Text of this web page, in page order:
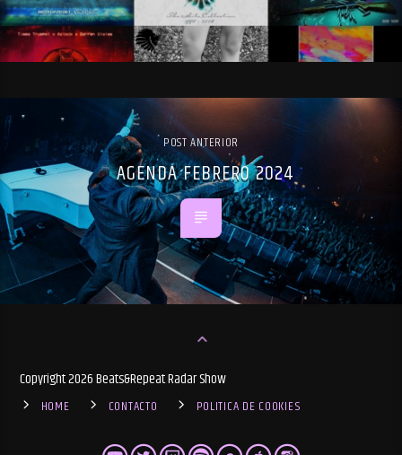
POST ANTERIOR
AGENDA FEBRERO 2024
Copyright 2026 Beats&Repeat Radar Show
HOME CONTACTO POLITICA DE COOKIES